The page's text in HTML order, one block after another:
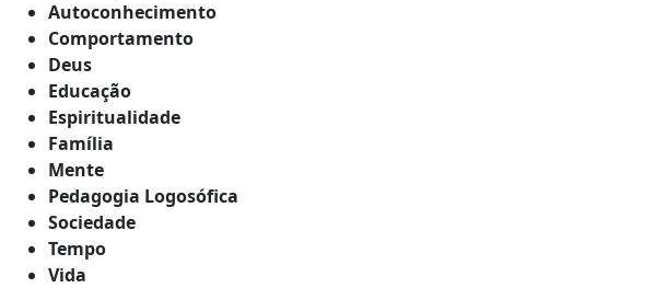
Autoconhecimento
Comportamento
Deus
Educação
Espiritualidade
Família
Mente
Pedagogia Logosófica
Sociedade
Tempo
Vida